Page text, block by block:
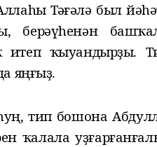
Тәғәлә был
берәүһенән
итеп ҡыуандырҙы.
яңғыҙ.
тип бошона
ҡалала уҙғарған